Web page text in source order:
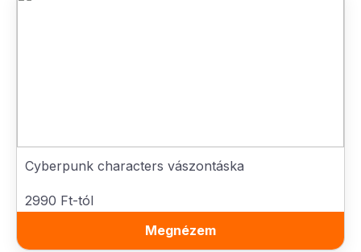
Cyberpunk characters vászontáska
2990 Ft-tól
Megnézem